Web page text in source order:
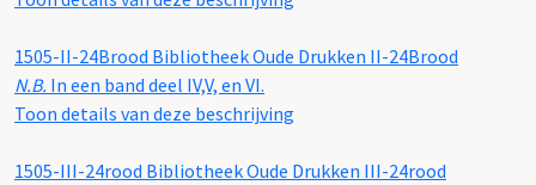
1505-II-24Brood Bibliotheek Oude Drukken II-24Brood
N.B. In een band deel IV,V, en VI.
Toon details van deze beschrijving
1505-III-24rood Bibliotheek Oude Drukken III-24rood